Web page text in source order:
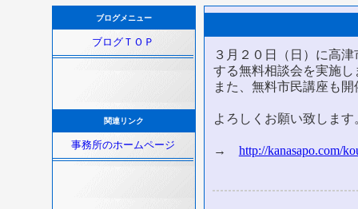
ブログメニュー
ブログＴＯＰ
関連リンク
事務所のホームページ
３月２０日（日）に高
する無料相談会を実施し
また、無料市民講座も
よろしくお願い致します
→ http://kanasapo.com/